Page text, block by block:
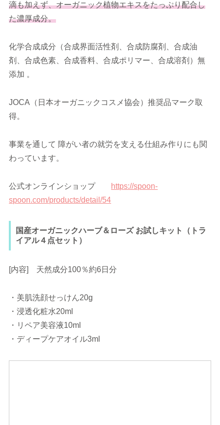
滴も加えず、オーガニック植物エキスをたっぷり配合し
た濃厚成分。
化学合成成分（合成界面活性剤、合成防腐剤、合成油
剤、合成色素、合成香料、合成ポリマー、合成溶剤）無
添加 。
JOCA（日本オーガニックコスメ協会）推奨品マーク取
得。
事業を通して 障がい者の就労を支える仕組み作りにも関
わっています。
公式オンラインショップ
https://spoon-
spoon.com/products/detail/54
国産オーガニックハーブ＆ローズ お試しキット（トラ
イアル４点セット）
[内容] 天然成分100％約6日分
・美肌洗顔せっけん20g
・浸透化粧水20ml
・リペア美容液10ml
・ディープケアオイル3ml